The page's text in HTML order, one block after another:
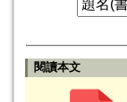
閱讀本文